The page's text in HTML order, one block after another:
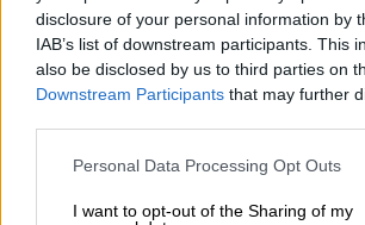
disclosure of your personal information by
IAB’s list of downstream participants. This
also be disclosed by us to third parties on
Downstream Participants that may further
Please note that this website/app uses one
not limited to your visit or usage behaviour.
Personal Data Processing Opt Outs
I want to opt-out of the Sharing of my
κατοίκων και βέβαια έργα
ενοποίηση του παραλιακού
ΔΙΑΒΑΣΤΕ ΕΠΙΣΗΣ
Πολιτική|13.09.2025 06:42
Ασάφεια για το μέλλον